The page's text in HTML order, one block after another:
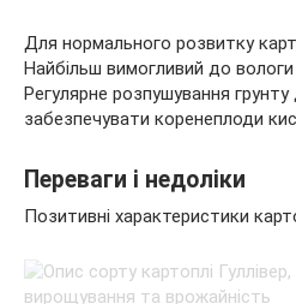
Для нормального розвитку
Найбільш вимогливий до вологи
Регулярне розпушування
забезпечувати коренеплоди
Переваги і недоліки
Позитивні характеристики